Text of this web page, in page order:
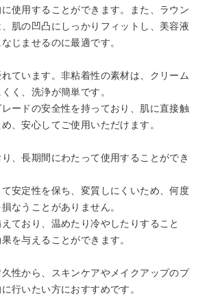
カートへ進む
使用することができます。また、ラウン
肌の凹凸にしっかりフィットし、美容液
じませるのに最適です。
ています。非粘着性の素材は、クリーム
く、洗浄が簡単です。
ードの安全性を持っており、肌に直接触
、安心してご使用いただけます。
、長期間にわたって使用することができ
安定性を保ち、変質しにくいため、何度
なうことがありません。
ており、温めたり冷やしたりすること
を与えることができます。
性から、スキンケアやメイクアップのプ
行いたい方におすすめです。